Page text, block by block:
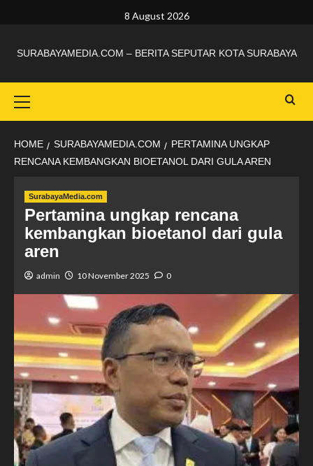
8 August 2026
SURABAYAMEDIA.COM – BERITA SEPUTAR KOTA SURABAYA
HOME SURABAYAMEDIA.COM
PERTAMINA UNGKAP
RENCANA KEMBANGKAN BIOETANOL DARI GULA AREN
SurabayaMedia.com
Pertamina ungkap rencana
kembangkan bioetanol dari gula
aren
admin 10 November 2025 0